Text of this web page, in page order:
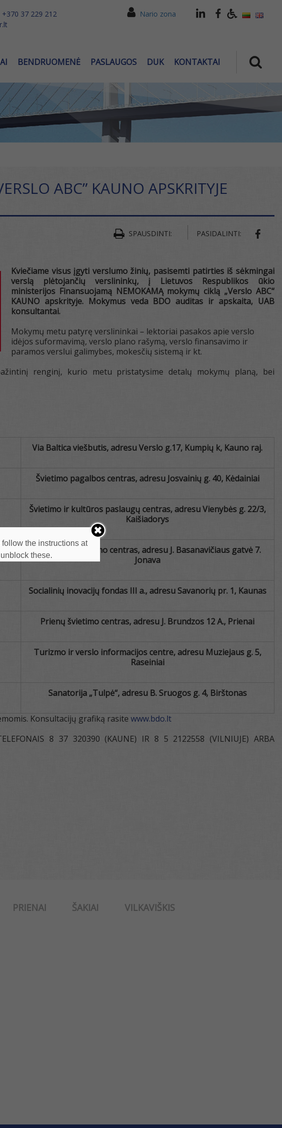
+370 37 229 212
Nario zona
BENDRUOMENĖ PASLAUGOS DUK KONTAKTAI
ABC” KAUNO APSKRITYJE
SPAUSDINTI: PASIDALINTI:
Kviečiame visus įgyti verslumo žinių, pasisemti patirties iš sėkmingai
verslą plėtojančių verslininkų, į Lietuvos Respublikos ūkio
ministerijos Finansuojamą NEMOKAMĄ mokymų ciklą „Verslo ABC“
KAUNO apskrityje. Mokymus veda BDO auditas ir apskaita, UAB
konsultantai.
Mokymų metu patyrę verslininkai – lektoriai pasakos apie verslo
idėjos suformavimą, verslo plano rašymą, verslo finansavimo ir
paramos verslui galimybes, mokesčių sistemą ir kt.
renginį, kurio metu pristatysime detalų mokymų planą, bei
Via Baltica viešbutis, adresu Verslo g.17, Kumpių k, Kauno raj.
Švietimo pagalbos centras, adresu Josvainių g. 40, Kėdainiai
Švietimo ir kultūros paslaugų centras, adresu Vienybės g. 22/3,
Kaišiadorys
Suaugusių švietimo centras, adresu J. Basanavičiaus gatvė 7.
Jonava
Socialinių inovacijų fondas III a., adresu Savanorių pr. 1, Kaunas
Prienų švietimo centras, adresu J. Brundzos 12 A., Prienai
Turizmo ir verslo informacijos centre, adresu Muziejaus g. 5,
Raseiniai
Sanatorija „Tulpė“, adresu B. Sruogos g. 4, Birštonas
Konsultacijų grafiką rasite www.bdo.lt
8 37 320390 (KAUNE) IR 8 5 2122558 (VILNIUJE) ARBA
PRIENAI ŠAKIAI
VILKAVIŠKIS
the instructions at
these.